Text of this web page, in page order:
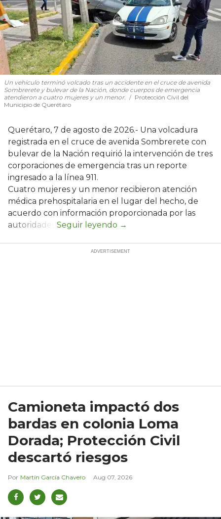
Un vehículo terminó volcado tras un accidente en el cruce de avenida
Sombrerete y bulevar de la Nación, donde cuerpos de emergencia
atendieron a cuatro mujeres y un menor.
Protección Civil del
Municipio de Querétaro
Querétaro, 7 de agosto de 2026.- Una volcadura
registrada en el cruce de avenida Sombrerete con
bulevar de la Nación requirió la intervención de tres
corporaciones de emergencia tras un reporte
ingresado a la línea 911.
Cuatro mujeres y un menor recibieron atención
médica prehospitalaria en el lugar del hecho, de
acuerdo con información proporcionada por las
autoridades.
Camioneta impactó dos
bardas en colonia Loma
Dorada; Protección Civil
descartó riesgos
Martín García Chavero Aug 07, 2026